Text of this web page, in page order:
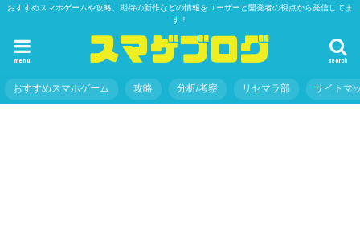
おすすめスマホゲームや攻略、期待の新作などの情報をユーザーと開発者の視点から発信してま
す！
search
menu
おすすめスマホゲーム 攻略 分析/考察 リセマラ部 サイトマ